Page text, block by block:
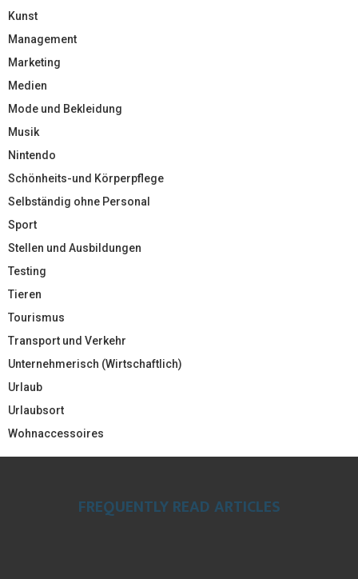
Kunst
Management
Marketing
Medien
Mode und Bekleidung
Musik
Nintendo
Schönheits-und Körperpflege
Selbständig ohne Personal
Sport
Stellen und Ausbildungen
Testing
Tieren
Tourismus
Transport und Verkehr
Unternehmerisch (Wirtschaftlich)
Urlaub
Urlaubsort
Wohnaccessoires
FREQUENTLY READ ARTICLES